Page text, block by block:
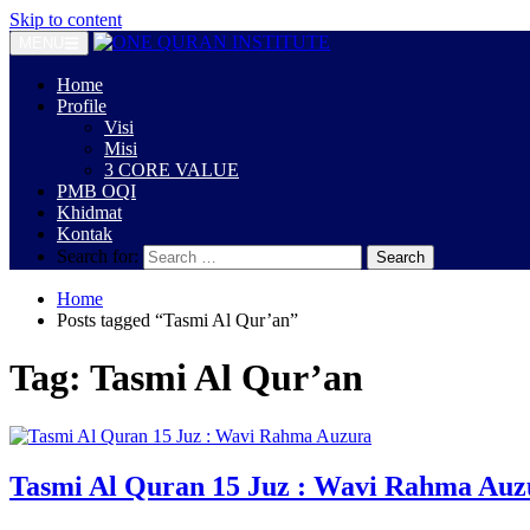
Skip to content
Home
Profile
Visi
Misi
3 CORE VALUE
PMB OQI
Khidmat
Kontak
Search for:
Home
Posts tagged “Tasmi Al Qur’an”
Tag: Tasmi Al Qur’an
Tasmi Al Quran 15 Juz : Wavi Rahma